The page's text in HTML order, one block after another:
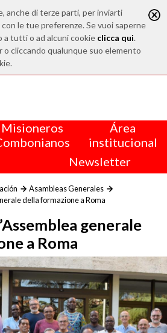
anche di terze parti, per inviarti
le tue preferenze. Se vuoi saperne
a tutti o ad alcuni cookie clicca qui.
cliccando qualunque suo elemento
Misioneros
Área
institucional
Newsletter
Asambleas Generales
della formazione a Roma
generale
a Roma